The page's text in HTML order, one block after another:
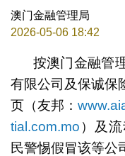
澳门金融管理局
2026-05-06 18:42
按澳门金融管
有限公司及保诚保
页（友邦：
tial.com.mo ）及
民警惕假冒该等公